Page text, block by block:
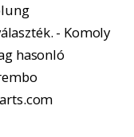
- Komoly
hasonló